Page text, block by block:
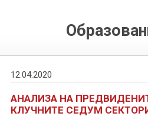
12.04.2020
АНАЛИЗА НА
КЛУЧНИТЕ СЕДУМ